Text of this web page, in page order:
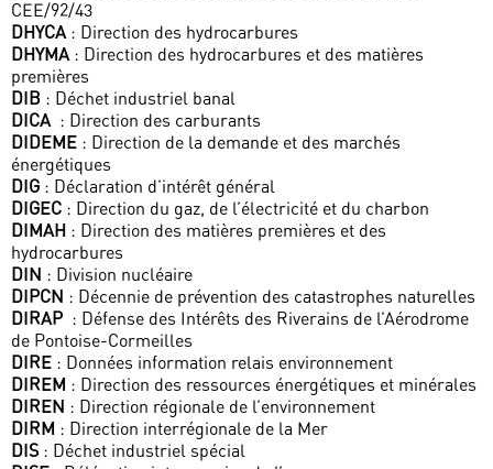
CEE/92/43
DHYCA: Direction des hydrocarbures
DHYMA: Direction des hydrocarbures et des matières
premières
DIB : Déchet industriel banal
DICA : Direction des carburants
DIDEME : Direction de la demande et des marchés
énergétiques
DIG : Déclaration d’intérêt général
DIGEC : Direction du gaz, de l’électricité et du charbon
DIMAH : Direction des matières premières et des
hydrocarbures
DIN : Division nucléaire
DIPCN : Décennie de prévention des catastrophes naturelles
DIRAP : Défense des Intérêts des Riverains de l’Aérodrome
de Pontoise-Cormeilles
DIRE : Données information relais environnement
DIREM : Direction des ressources énergétiques et minérales
DIREN : Direction régionale de l’environnement
DIRM : Direction interrégionale de la Mer
DIS: Déchet industriel spécial